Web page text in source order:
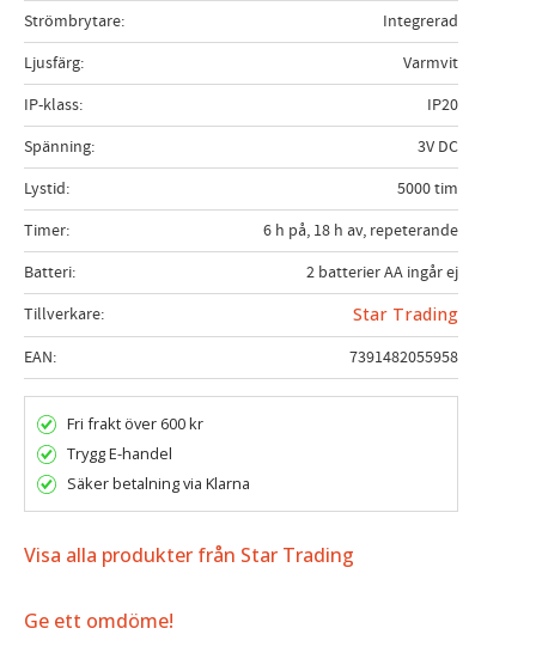
Strömbrytare
Integrerad
Ljusfärg
Varmvit
IP-klass
IP20
Spänning
3V DC
Lystid
5000 tim
Timer
6 h på, 18 h av, repeterande
Batteri
2 batterier AA ingår ej
Tillverkare
Star Trading
EAN
7391482055958
Fri frakt över 600 kr
Trygg E-handel
Säker betalning via Klarna
Visa alla produkter från Star Trading
Ge ett omdöme!